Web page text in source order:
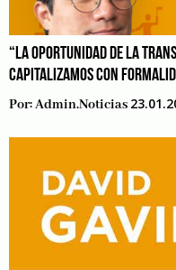
“LA OPORTUNIDAD DE LA
CAPITALIZAMOS CON
Por:Admin.noticias